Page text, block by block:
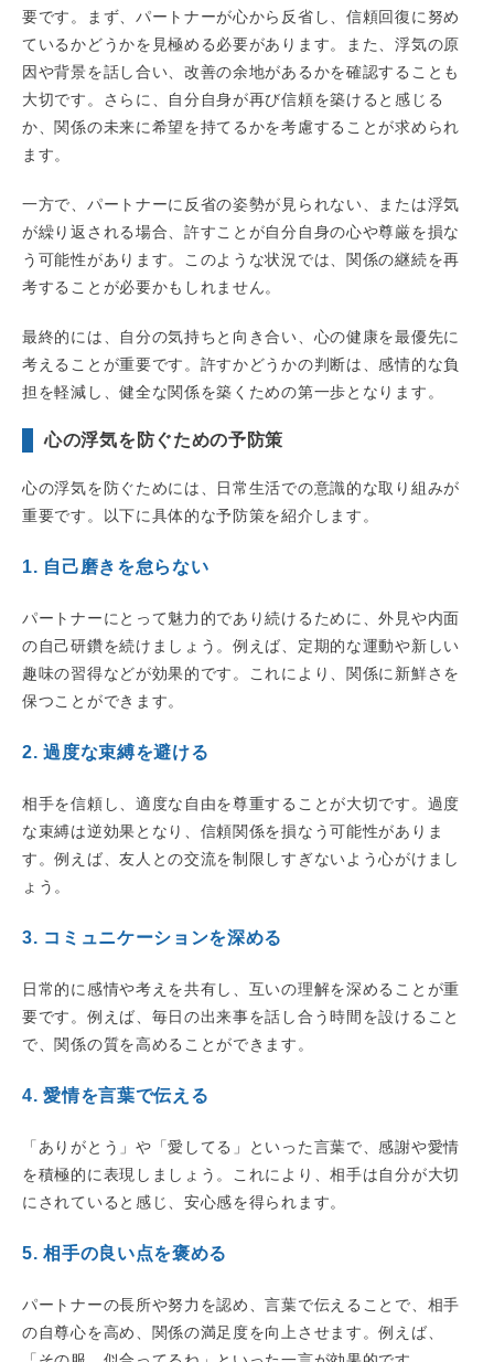
要です。まず、パートナーが心から反省し、信頼回復に努め
ているかどうかを見極める必要があります。また、浮気の原
因や背景を話し合い、改善の余地があるかを確認することも
大切です。さらに、自分自身が再び信頼を築けると感じる
か、関係の未来に希望を持てるかを考慮することが求められ
ます。
一方で、パートナーに反省の姿勢が見られない、または浮気
が繰り返される場合、許すことが自分自身の心や尊厳を損な
う可能性があります。このような状況では、関係の継続を再
考することが必要かもしれません。
最終的には、自分の気持ちと向き合い、心の健康を最優先に
考えることが重要です。許すかどうかの判断は、感情的な負
担を軽減し、健全な関係を築くための第一歩となります。
心の浮気を防ぐための予防策
心の浮気を防ぐためには、日常生活での意識的な取り組みが
重要です。以下に具体的な予防策を紹介します。
1. 自己磨きを怠らない
パートナーにとって魅力的であり続けるために、外見や内面
の自己研鑽を続けましょう。例えば、定期的な運動や新しい
趣味の習得などが効果的です。これにより、関係に新鮮さを
保つことができます。
2. 過度な束縛を避ける
相手を信頼し、適度な自由を尊重することが大切です。過度
な束縛は逆効果となり、信頼関係を損なう可能性がありま
す。例えば、友人との交流を制限しすぎないよう心がけまし
ょう。
3. コミュニケーションを深める
日常的に感情や考えを共有し、互いの理解を深めることが重
要です。例えば、毎日の出来事を話し合う時間を設けること
で、関係の質を高めることができます。
4. 愛情を言葉で伝える
「ありがとう」や「愛してる」といった言葉で、感謝や愛情
を積極的に表現しましょう。これにより、相手は自分が大切
にされていると感じ、安心感を得られます。
5. 相手の良い点を褒める
パートナーの長所や努力を認め、言葉で伝えることで、相手
の自尊心を高め、関係の満足度を向上させます。例えば、